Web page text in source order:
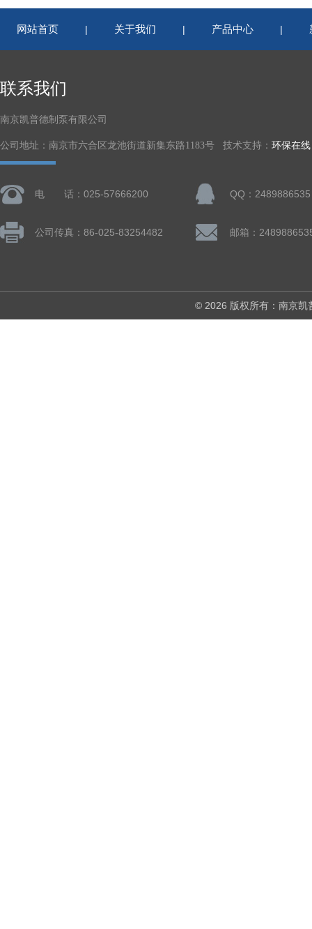
网站首页 | 关于我们 | 产品中心 |
联系我们
南京凯普德制泵有限公司
公司地址：南京市六合区龙池街道新集东路1183号 技术支持： 环保在线
电 话：025-57666200 QQ：2489886535
公司传真：86-025-83254482 邮箱：
© 2026 版权所有：南京